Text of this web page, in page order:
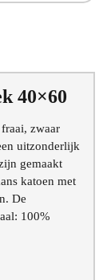
40×60
zwaar
uitzonderlijk
gemaakt
katoen met
De
100%